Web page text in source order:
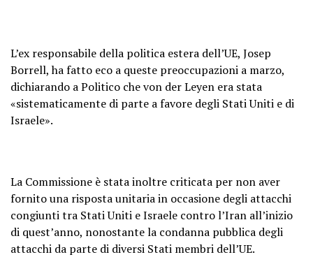
L’ex responsabile della politica estera dell’UE, Josep
Borrell, ha fatto eco a queste preoccupazioni a marzo,
dichiarando a Politico che von der Leyen era stata
«sistematicamente di parte a favore degli Stati Uniti e di
Israele».
La Commissione è stata inoltre criticata per non aver
fornito una risposta unitaria in occasione degli attacchi
congiunti tra Stati Uniti e Israele contro l’Iran all’inizio
di quest’anno, nonostante la condanna pubblica degli
attacchi da parte di diversi Stati membri dell’UE.